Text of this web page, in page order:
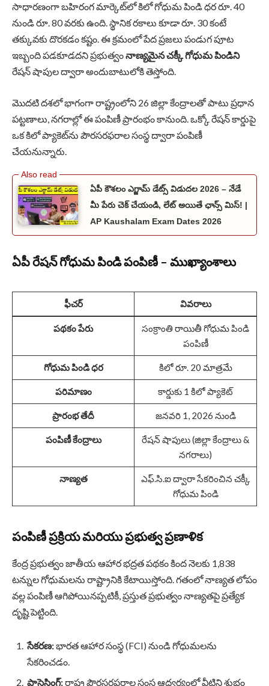
సాధారణంగా బహిరంగ మార్కెట్‌లో కిలో గోధుమ పిండి ధర రూ. 40
నుండి రూ. 80 వరకు ఉంది. స్థానిక రకాలు కూడా రూ. 30 కంటే
తక్కువకు దొరకడం కష్టం. ఈ క్రమంలో పేద ప్రజలు పండుగ పూట
ఇబ్బంది పడకూడదని ప్రభుత్వంనాణ్యమైన చక్కీ గోధుమ పిండిని
రేషన్ షాపుల ద్వారా అందుబాటులోకి తెస్తోంది.
మొదటి దశలో భాగంగా రాష్ట్రంలోని 26 జిల్లా కేంద్రాలతో పాటు ప్రధాన
పట్టణాలు, నగరాల్లో ఈ పంపిణీ ప్రారంభం కానుంది. ఒక్కో రేషన్ కార్డుపై
ఒక కిలో ప్యాకెట్‌ను పౌరసరఫరాల సంస్థ ద్వారా పంపిణీ
చేయనున్నారు.
ఏపీ కౌశలం ఎగ్జామ్ డేట్స్ విడుదల 2026 – నేడే
మీ పేరు చెక్ చేయండి, లేట్ అయితే ఛాన్స్ మిస్! |
AP Kaushalam Exam Dates 2026
ఏపీ రేషన్ గోధుమ పిండి పంపిణీ – ముఖ్యాంశాలు
ఫీచర్ వివరాలు
పథకం పేరు
సంక్రాంతి రాయితీ గోధుమ పిండి
పంపిణీ
గోధుమ పిండి ధర కిలో రూ. 20 మాత్రమే
పరిమాణం కార్డుకు 1 కిలో ప్యాకెట్
ప్రారంభ తేదీ జనవరి 1, 2026 నుండి
పంపిణీ కేంద్రాలు
రేషన్ షాపులు (జిల్లా కేంద్రాలు &
నగరాలు)
నాణ్యత
ఎఫ్.సి.ఐ ద్వారా సేకరించిన చక్కీ
గోధుమ పిండి
పంపిణీ ప్రక్రియ మరియు ప్రభుత్వ ప్రణాళిక
కేంద్ర ప్రభుత్వం జాతీయ ఆహార భద్రత పథకం కింద నెలకు 1,838
టన్నుల గోధుమలను రాష్ట్రానికి కేటాయిస్తోంది. గతంలో నాణ్యత లోపం
వల్ల పంపిణీ ఆగిపోయినప్పటికీ, ప్రస్తుత ప్రభుత్వం నాణ్యతపై ప్రత్యేక
దృష్టి పెట్టింది.
సేకరణ:భారత ఆహార సంస్థ (FCI) నుండి గోధుమలను
సేకరించడం.
ప్రాసెసింగ్:రాష్ట్ర పౌరసరఫరాల సంస్థ ఆధ్వర్యంలో వీటిని శుభ్రం